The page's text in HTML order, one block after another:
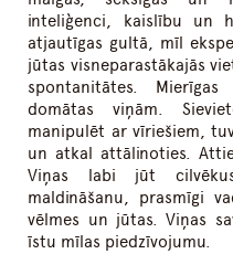
inteliģenci, kaislību un
atjautīgas gultā, mīl
jūtas visneparastākajās
spontanitātes.
domātas viņām.
manipulēt ar vīriešiem,
un atkal attālinoties.
Viņas labi jūt
maldināšanu, prasmīgi
vēlmes un jūtas. Viņas
īstu mīlas piedzīvojumu.